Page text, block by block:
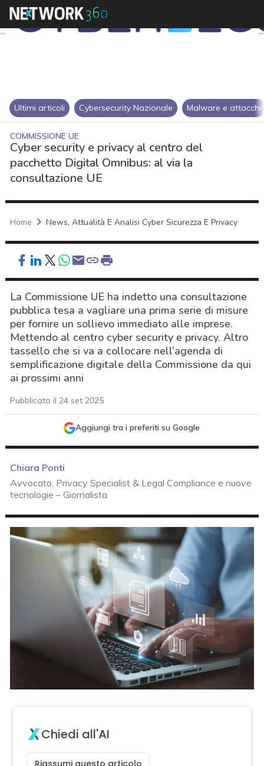
Ultimi articoli Cybersecurity Nazionale Malware e attacchi
COMMISSIONE UE
Cyber security e privacy al centro del
pacchetto Digital Omnibus: al via la
consultazione UE
Home News, Attualità E Analisi Cyber Sicurezza E Privacy
La Commissione UE ha indetto una consultazione
pubblica tesa a vagliare una prima serie di misure
per fornire un sollievo immediato alle imprese.
Mettendo al centro cyber security e privacy. Altro
tassello che si va a collocare nell’agenda di
semplificazione digitale della Commissione da qui
ai prossimi anni
Pubblicato il 24 set 2025
Aggiungi tra i preferiti su Google
Chiara Ponti
Avvocato, Privacy Specialist & Legal Compliance e nuove
tecnologie – Giornalista
Chiedi all'AI
Riassumi questo articolo